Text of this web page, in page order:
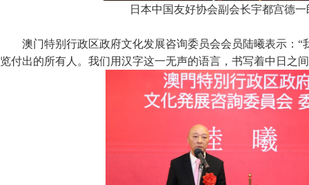
日本中国友好协会副会长宇都宫德
澳门特别行政区政府文化发展咨询委员会会员陆曦表示：
览付出的所有人。我们用汉字这一无声的语言，书写着中日之